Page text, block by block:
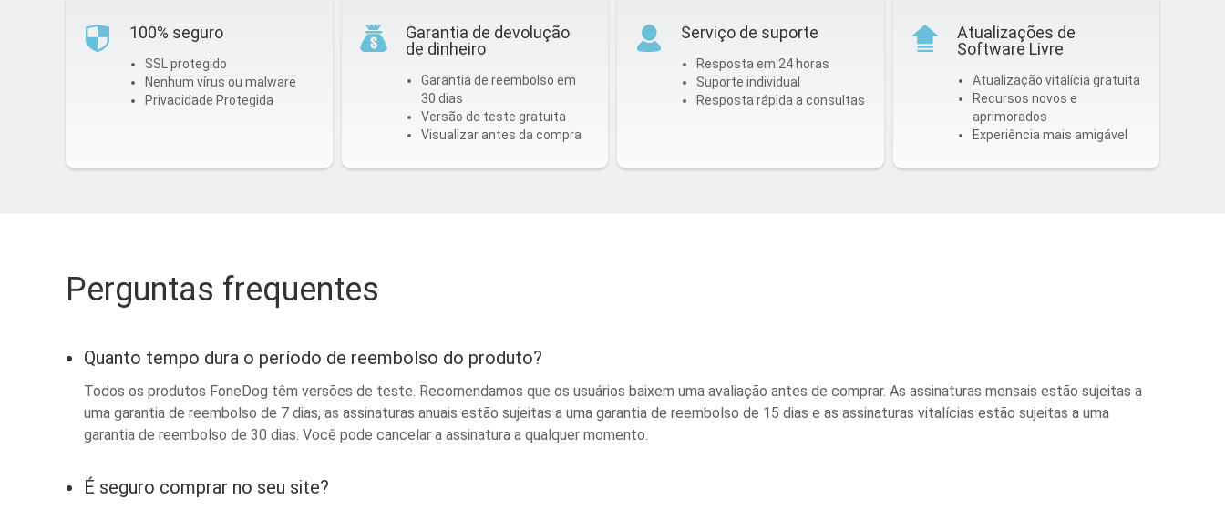
100% seguro
SSL protegido
Nenhum vírus ou malware
Privacidade Protegida
Garantia de devolução
de dinheiro
Garantia de reembolso em
30 dias
Versão de teste gratuita
Visualizar antes da compra
Serviço de suporte
Resposta em 24 horas
Suporte individual
Resposta rápida a consultas
Atualizações de
Software Livre
Atualização vitalícia gratuita
Recursos novos e
aprimorados
Experiência mais amigável
Perguntas frequentes
Quanto tempo dura o período de reembolso do produto?
Todos os produtos FoneDog têm versões de teste. Recomendamos que os usuários baixem uma avaliação antes de comprar. As assinaturas mensais estão sujeitas a
uma garantia de reembolso de 7 dias, as assinaturas anuais estão sujeitas a uma garantia de reembolso de 15 dias e as assinaturas vitalícias estão sujeitas a uma
garantia de reembolso de 30 dias. Você pode cancelar a assinatura a qualquer momento.
É seguro comprar no seu site?